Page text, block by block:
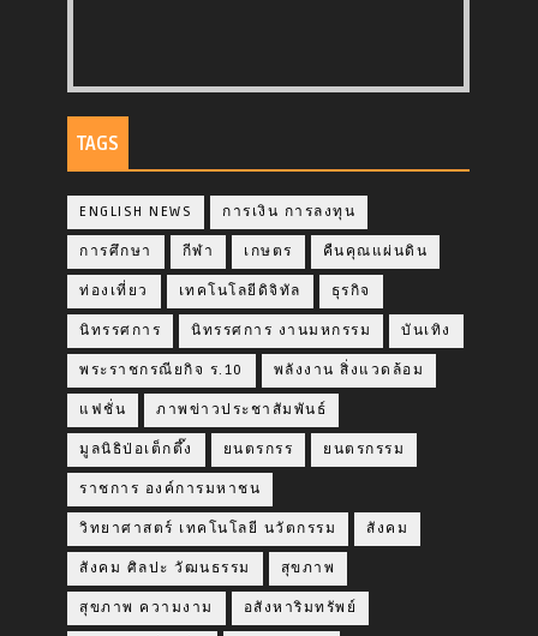
TAGS
ENGLISH NEWS การเงิน การลงทุน
การศึกษา กีฬา เกษตร คืนคุณแผ่นดิน
ท่องเที่ยว เทคโนโลยีดิจิทัล ธุรกิจ
นิทรรศการ นิทรรศการ งานมหกรรม บันเทิง
พระราชกรณียกิจ ร.10 พลังงาน สิ่งแวดล้อม
แฟชั่น ภาพข่าวประชาสัมพันธ์
มูลนิธิป่อเต็กตึ๊ง ยนตรกรร ยนตรกรรม
ราชการ องค์การมหาชน
วิทยาศาสตร์ เทคโนโลยี นวัตกรรม สังคม
สังคม ศิลปะ วัฒนธรรม สุขภาพ
สุขภาพ ความงาม อสังหาริมทรัพย์